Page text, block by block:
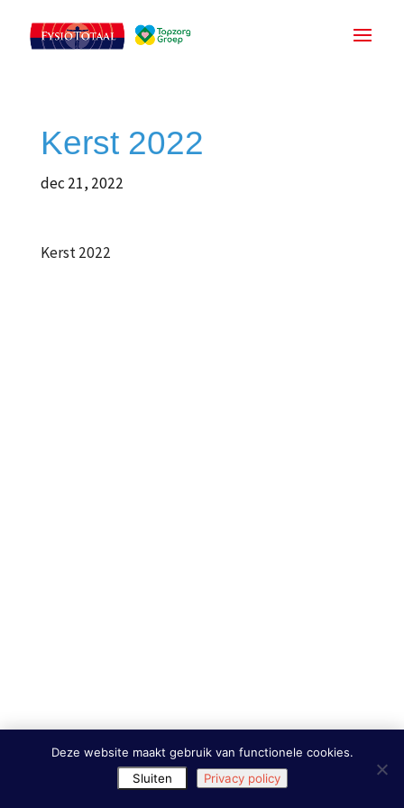
Kerst 2022
dec 21, 2022
Kerst 2022
Deze website maakt gebruik van functionele cookies.
Sluiten
Privacy policy